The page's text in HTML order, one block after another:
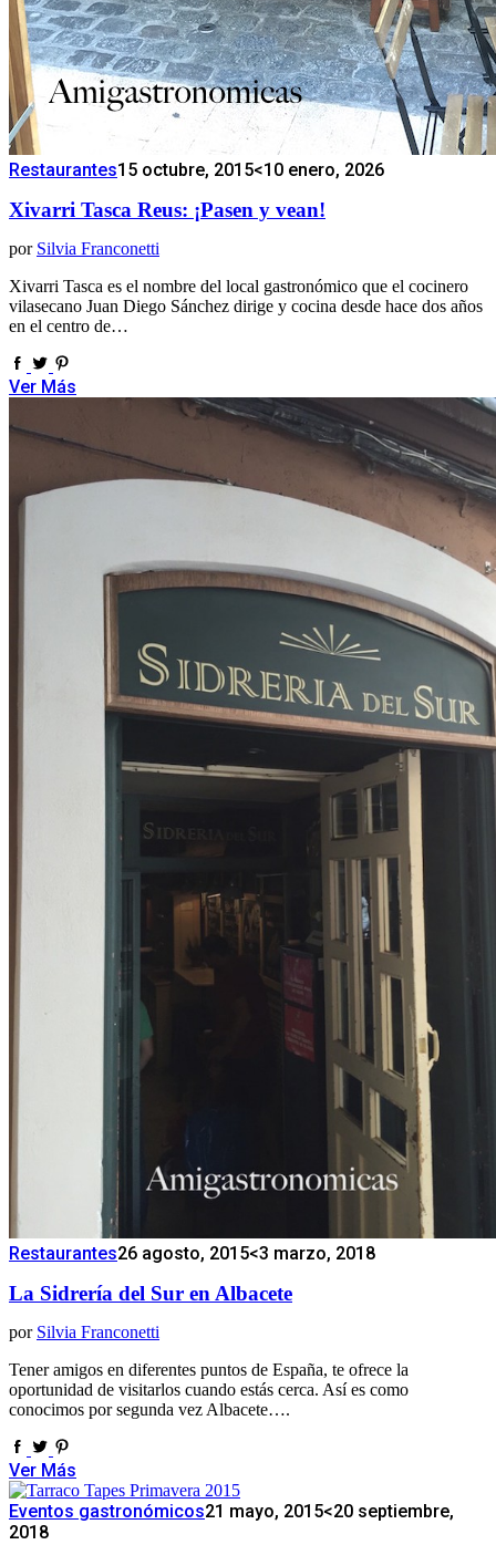
Restaurantes15 octubre, 2015<10 enero, 2026
Xivarri Tasca Reus: ¡Pasen y vean!
por Silvia Franconetti
Xivarri Tasca es el nombre del local gastronómico que el cocinero
vilasecano Juan Diego Sánchez dirige y cocina desde hace dos años
en el centro de…
Ver Más
Restaurantes26 agosto, 2015<3 marzo, 2018
La Sidrería del Sur en Albacete
por Silvia Franconetti
Tener amigos en diferentes puntos de España, te ofrece la
oportunidad de visitarlos cuando estás cerca. Así es como
conocimos por segunda vez Albacete….
Ver Más
Eventos gastronómicos21 mayo, 2015<20 septiembre,
2018